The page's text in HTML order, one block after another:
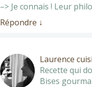
–> Je connais ! Leur
Répondre ↓
Laurence
Recette qui
Bises